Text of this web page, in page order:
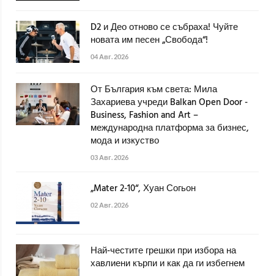
D2 и Део отново се събраха! Чуйте
новата им песен „Свобода“!
04 Авг. 2026
От България към света: Мила
Захариева учреди Balkan Open Door -
Business, Fashion and Art –
международна платформа за бизнес,
мода и изкуство
03 Авг. 2026
„Mater 2-10“, Хуан Согьон
02 Авг. 2026
Най-честите грешки при избора на
хавлиени кърпи и как да ги избегнем